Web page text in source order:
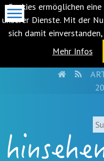
Cookies ermöglichen
unserer Dienste. Mit der
sich damit
Mehr Infos
springen
(Accesskey
HOMERSS